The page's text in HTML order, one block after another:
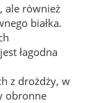
ale również
białka.
łagodna
z drożdży, w
obronne